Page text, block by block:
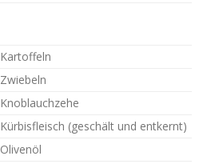
Kartoffeln
Zwiebeln
Knoblauchzehe
Kürbisfleisch (geschält und entkernt)
Olivenöl